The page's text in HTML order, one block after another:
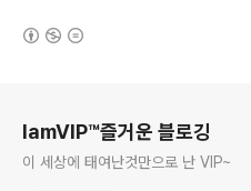
IamVIP™즐거운 블로깅
이 세상에 태여난것만으로 난 VIP~